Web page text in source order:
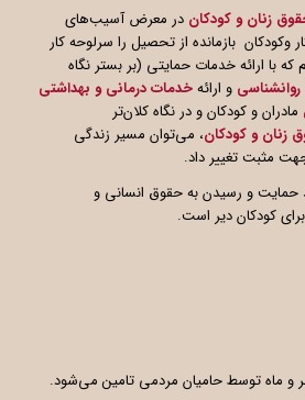
زنان و کودکان در معرض آسیب‌های
وکودکان بازمانده از تحصیل را سرلوحه کار
که با ارائه خدمات حمایتی (بر بستر نگاه
روانشناسی و ارائهخدمات درمانی و بهداشتی
مادران و کودکان و در نگاه کلان‌تر
زنان و کودکان، می‌توان مسیر زندگی
مثبت تغییر داد.
حمایت و رسیدن به حقوق انسانی و
کودکان دیر است.
و ماه توسط حامیان مردمی تامین می‌شود.